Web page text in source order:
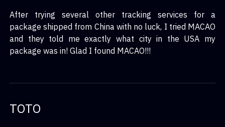
After trying several other tracking services for a
package shipped from China with no luck, I tried MACAO
and they told me exactly what city in the USA my
package was in! Glad I found MACAO!!!
TOTO